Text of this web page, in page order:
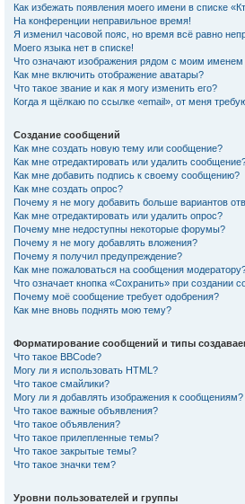
Как избежать появления моего имени в списке
На конференции неправильное время!
Я изменил часовой пояс, но время всё равно
Моего языка нет в списке!
Что означают изображения рядом с моим именем
Как мне включить отображение аватары?
Что такое звание и как я могу изменить его?
Когда я щёлкаю по ссылке «email», от меня
Создание сообщений
Как мне создать новую тему или сообщение?
Как мне отредактировать или удалить
Как мне добавить подпись к своему сообщению?
Как мне создать опрос?
Почему я не могу добавить больше вариантов
Как мне отредактировать или удалить опрос?
Почему мне недоступны некоторые форумы?
Почему я не могу добавлять вложения?
Почему я получил предупреждение?
Как мне пожаловаться на сообщения
Что означает кнопка «Сохранить» при создании
Почему моё сообщение требует одобрения?
Как мне вновь поднять мою тему?
Форматирование сообщений и типы
Что такое BBCode?
Могу ли я использовать HTML?
Что такое смайлики?
Могу ли я добавлять изображения к сообщениям?
Что такое важные объявления?
Что такое объявления?
Что такое прилепленные темы?
Что такое закрытые темы?
Что такое значки тем?
Уровни пользователей и группы